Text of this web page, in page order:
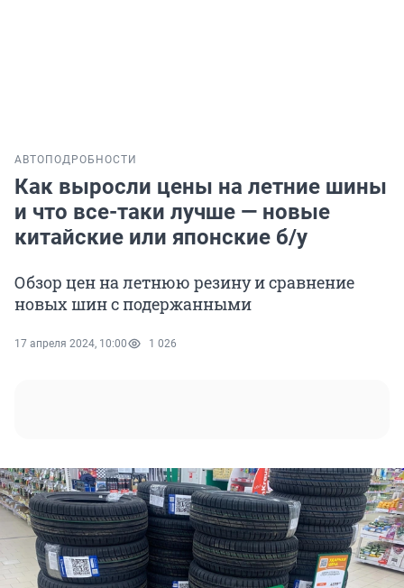
АВТО ПОДРОБНОСТИ
Как выросли цены на летние шины
и что все-таки лучше — новые
китайские или японские б/у
Обзор цен на летнюю резину и сравнение
новых шин с подержанными
17 апреля 2024, 10:00 1 026